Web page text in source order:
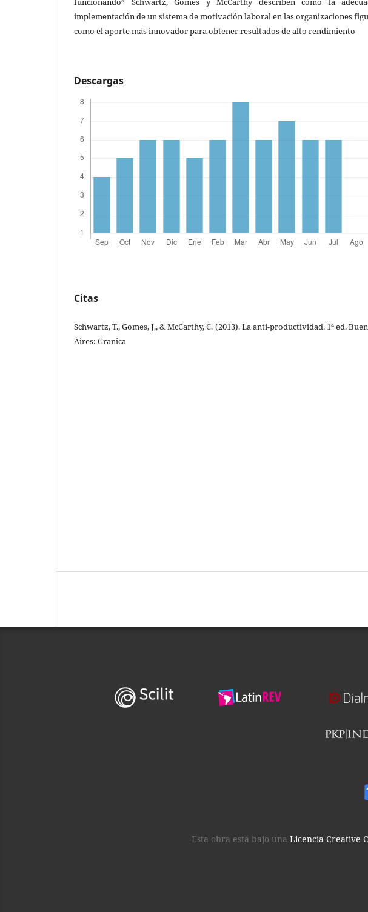
implementación de un sistema de motivación laboral en las organizaciones
como el aporte más innovador para obtener resultados de alto rendimiento
Descargas
Citas
Schwartz, T., Gomes, J., & McCarthy, C. (2013). La anti-productividad. 1ª ed.
Aires: Granica
Esta obra está bajo una Licencia Creative